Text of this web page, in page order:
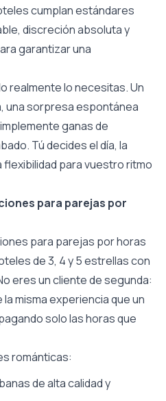
cumplan estándares
discreción absoluta y
garantizar una
realmente lo necesitas. Un
una sorpresa espontánea
ganas de
Tú decides el día, la
flexibilidad para vuestro ritmo
para parejas por
para parejas por horas
de 3, 4 y 5 estrellas con
eres un cliente de segunda:
misma experiencia que un
solo las horas que
románticas:
de alta calidad y